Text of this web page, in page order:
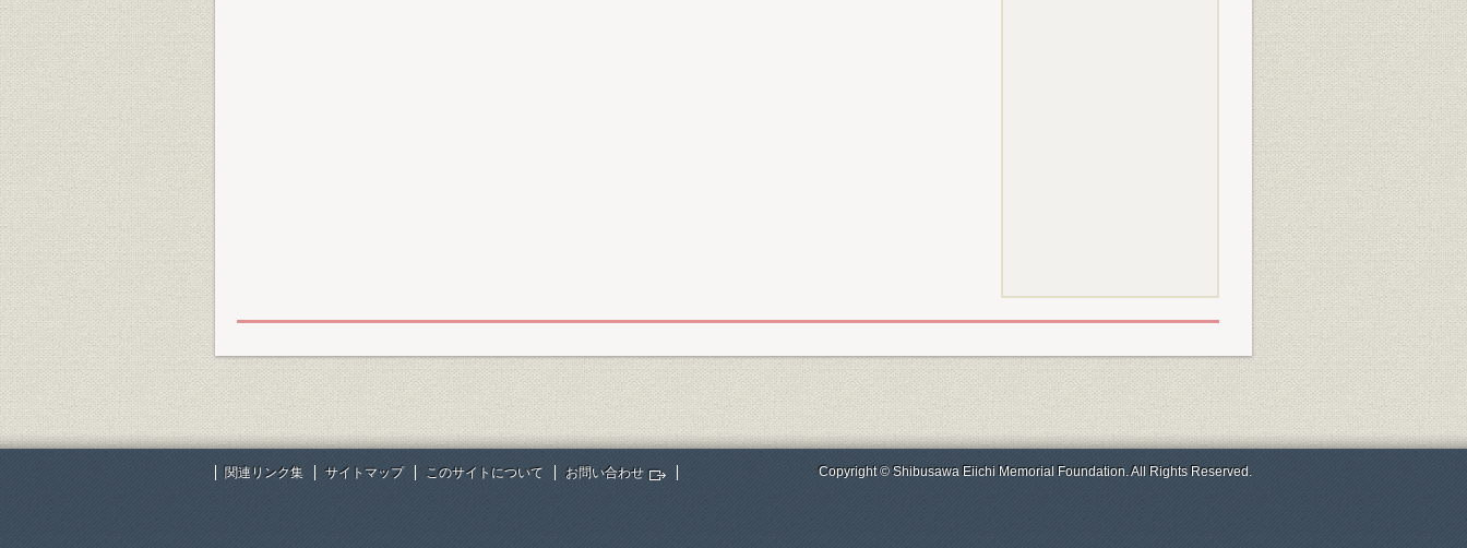
関連リンク集 サイトマップ このサイトについて お問い合わせ Copyright © Shibusawa Eiichi Memorial Foundation. All Rights Reserved.